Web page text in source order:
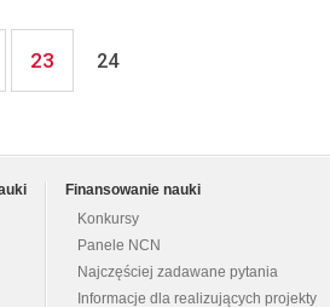
23 24
Finansowanie nauki
Konkursy
Panele NCN
Najczęściej zadawane pytania
Informacje dla realizujących projekty